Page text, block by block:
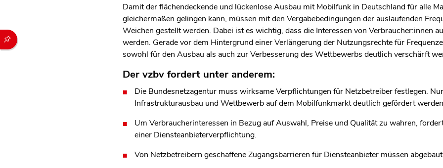
Durch die folgenden Buttons können Sie direkt auf einen speziellen Bereich des Inhaltes springen
Damit der flächendeckende und lückenlose Ausbau mit Mobilfunk in Deutschland für alle
gleichermaßen gelingen kann, müssen mit den Vergabebedingungen der auslaufenden
Weichen gestellt werden. Dabei ist es wichtig, dass die Interessen von Verbraucher:innen
werden. Gerade vor dem Hintergrund einer Verlängerung der Nutzungsrechte für
sowohl für den Ausbau als auch zur Verbesserung des Wettbewerbs deutlich verschärft
Der vzbv fordert unter anderem:
Die Bundesnetzagentur muss wirksame Verpflichtungen für Netzbetreiber festlegen.
Infrastrukturausbau und Wettbewerb auf dem Mobilfunkmarkt deutlich gefördert
Um Verbraucherinteressen in Bezug auf Auswahl, Preise und Qualität zu wahren,
einer Diensteanbieterverpflichtung.
Von Netzbetreibern geschaffene Zugangsbarrieren für Diensteanbieter müssen